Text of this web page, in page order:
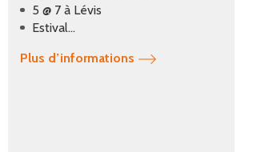
5 @ 7 à Lévis
Estival...
Plus d’informations